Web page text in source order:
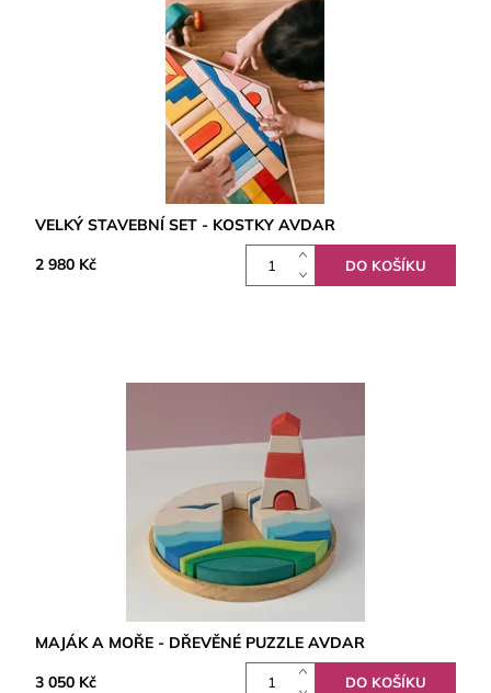
VELKÝ STAVEBNÍ SET - KOSTKY AVDAR
2 980 Kč
MAJÁK A MOŘE - DŘEVĚNÉ PUZZLE AVDAR
3 050 Kč